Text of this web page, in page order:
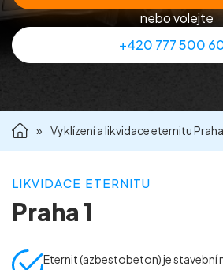
nebo volejte
+420 777 500
» Vyklízení a likvidace eternitu Praha
LIKVIDACE ETERNITU
Praha 1
Eternit (azbestobeton) je stavební